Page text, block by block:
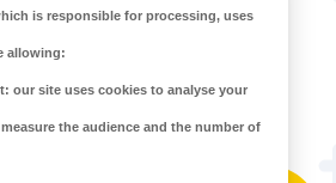
à POILLEY
Nature à MELLE
is responsible for processing, uses
allowing:
: our site uses cookies to analyse your
the audience and the number of